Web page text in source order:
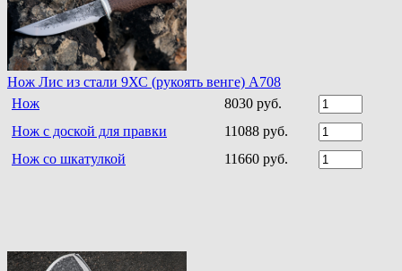
Нож Лис из стали 9ХС (рукоять венге) A708
Нож
8030 руб.
Нож с доской для правки
11088 руб.
Нож со шкатулкой
11660 руб.